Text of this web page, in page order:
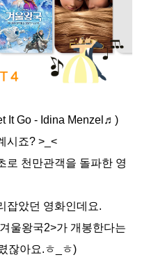
It Go - Idina Menzel♬)
시죠? >_<
로 천만관객을 돌파한 영
잡았던 영화인데요.
울왕국2>가 개봉한다는
잖아요.ㅎ_ㅎ)